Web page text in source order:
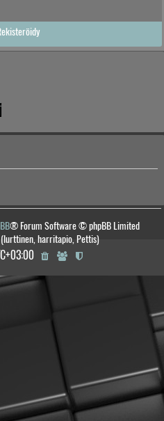
® Forum Software © phpBB Limited
(lurttinen, harritapio, Pettis)